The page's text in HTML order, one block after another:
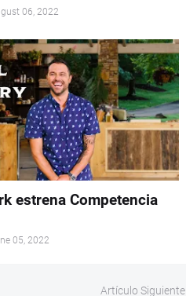
06, 2022
estrena Competencia
05, 2022
Artículo Siguiente